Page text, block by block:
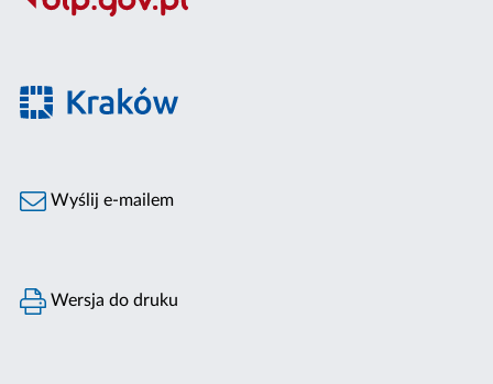
Wyślij e-mailem
Wersja do druku